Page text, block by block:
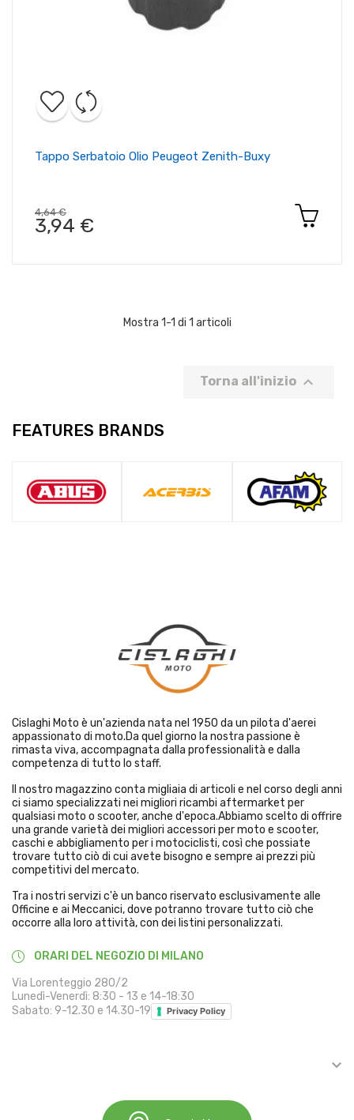
Tappo Serbatoio Olio Peugeot Zenith-Buxy
4,64 €
3,94 €
Mostra 1-1 di 1 articoli
Torna all'inizio 
FEATURES BRANDS
Cislaghi Moto è un'azienda nata nel 1950 da un pilota d'aerei
appassionato di moto.Da quel giorno la nostra passione è
rimasta viva, accompagnata dalla professionalità e dalla
competenza di tutto lo staff.
Il nostro magazzino conta migliaia di articoli e nel corso degli anni
ci siamo specializzati nei migliori ricambi aftermarket per
qualsiasi moto o scooter, anche d'epoca.Abbiamo scelto di offrire
una grande varietà dei migliori accessori per moto e scooter,
caschi e abbigliamento per i motociclisti, così che possiate
trovare tutto ciò di cui avete bisogno e sempre ai prezzi più
competitivi del mercato.
Tra i nostri servizi c'è un banco riservato esclusivamente alle
Officine e ai Meccanici, dove potranno trovare tutto ciò che
occorre alla loro attività, con dei listini personalizzati.
ORARI DEL NEGOZIO DI MILANO
Via Lorenteggio 280/2
Lunedì-Venerdì: 8:30 - 13 e 14-18:30
Sabato: 9-12.30 e 14.30-19
Privacy Policy
